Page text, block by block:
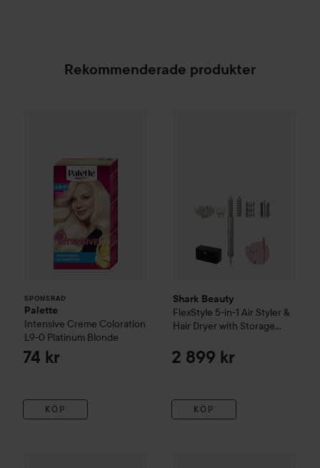
Rekommenderade produkter
SPONSRAD
Palette
Intensive Creme Coloration
L9-0 Platinum Blonde
74 kr
KÖP
Shark Beauty
FlexStyle 5-in-1 Air Styler &
Hair Dryer with Storage
2 899 kr
KÖP